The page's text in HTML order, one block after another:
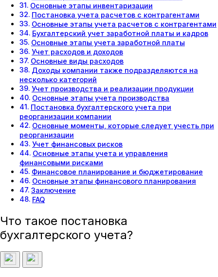
Основные этапы инвентаризации
Постановка учета расчетов с контрагентами
Основные этапы учета расчетов с контрагентами
Бухгалтерский учет заработной платы и кадров
Основные этапы учета заработной платы
Учет расходов и доходов
Основные виды расходов
Доходы компании также подразделяются на
несколько категорий
Учет производства и реализации продукции
Основные этапы учета производства
Постановка бухгалтерского учета при
реорганизации компании
Основные моменты, которые следует учесть при
реорганизации
Учет финансовых рисков
Основные этапы учета и управления
финансовыми рисками
Финансовое планирование и бюджетирование
Основные этапы финансового планирования
Заключение
FAQ
Что такое постановка
бухгалтерского учета?